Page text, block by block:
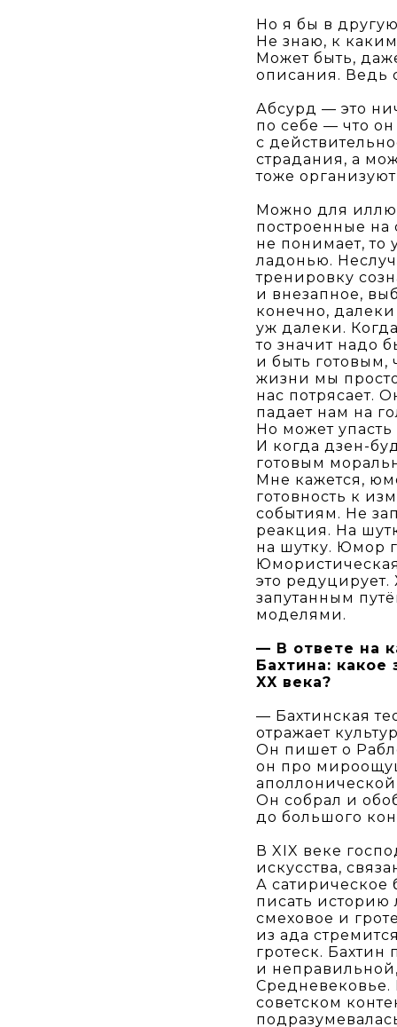
Но я бы в
Не знаю, к
Может быть,
описания. Ведь
Абсурд — это
по себе — что
с
страдания, а
тоже
Можно для
построенные
не понимает, то
ладонью.
тренировку
и внезапное,
конечно,
уж далеки.
то значит надо
и быть готовым,
жизни мы
нас потрясает.
падает нам на
Но может
И когда дзен-
готовым
Мне кажется,
готовность к
событиям. Не
реакция. На
на шутку. Юмор
это
запутанным
моделями.
— В ответе на
Бахтина:
XX века?
— Бахтинская
отражает
Он пишет о
он про
Он собрал и
до большого
В XIX веке
искусства,
А сатирическое
писать историю
смеховое и
из ада
гротеск. Бахтин
и
Средневековье.
советском